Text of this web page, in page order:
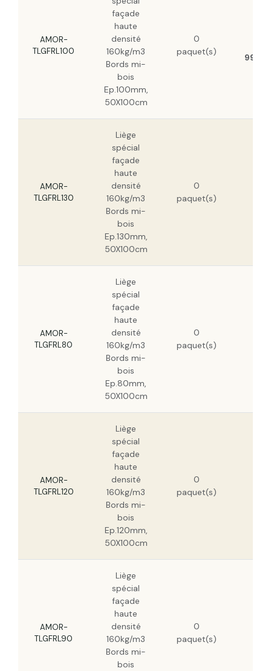
AMOR-
TLGFRL100
façade
haute
densité
160kg/m3
Bords mi-
bois
Ep.100mm,
50X100cm
0
paquet(s)
99,11
AMOR-
TLGFRL130
Liège
spécial
façade
haute
densité
160kg/m3
Bords mi-
bois
Ep.130mm,
50X100cm
0
paquet(s)
AMOR-
TLGFRL80
Liège
spécial
façade
haute
densité
160kg/m3
Bords mi-
bois
Ep.80mm,
50X100cm
0
paquet(s)
AMOR-
TLGFRL120
Liège
spécial
façade
haute
densité
160kg/m3
Bords mi-
bois
Ep.120mm,
50X100cm
0
paquet(s)
AMOR-
TLGFRL90
Liège
spécial
façade
haute
densité
160kg/m3
Bords mi-
bois
0
paquet(s)